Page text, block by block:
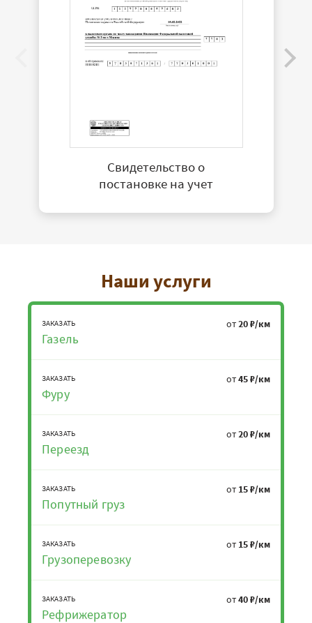
Свидетельство о
постановке на учет
Наши услуги
ЗАКАЗАТЬ
Газель
от20 ₽/км
ЗАКАЗАТЬ
Фуру
от45 ₽/км
ЗАКАЗАТЬ
Переезд
от20 ₽/км
ЗАКАЗАТЬ
Попутный груз
от 15 ₽/км
ЗАКАЗАТЬ
Грузоперевозку
от 15 ₽/км
ЗАКАЗАТЬ
Рефрижератор
от40 ₽/км